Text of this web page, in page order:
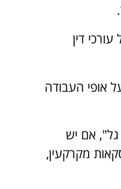
דין
אופי העבודה
גל", אם יש
מקרקעין,